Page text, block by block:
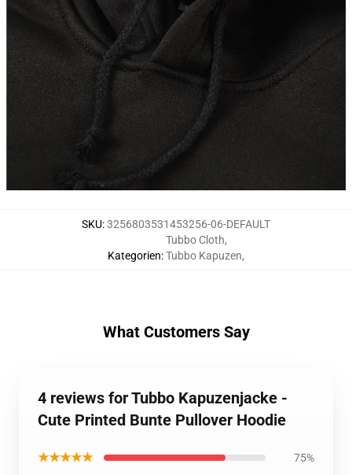
SKU:3256803531453256-06-DEFAULT
Kategorien:
Tubbo Cloth,
Tubbo Kapuzen,
What Customers Say
4 reviews for Tubbo Kapuzenjacke -
Cute Printed Bunte Pullover Hoodie
★★★★★ 75%